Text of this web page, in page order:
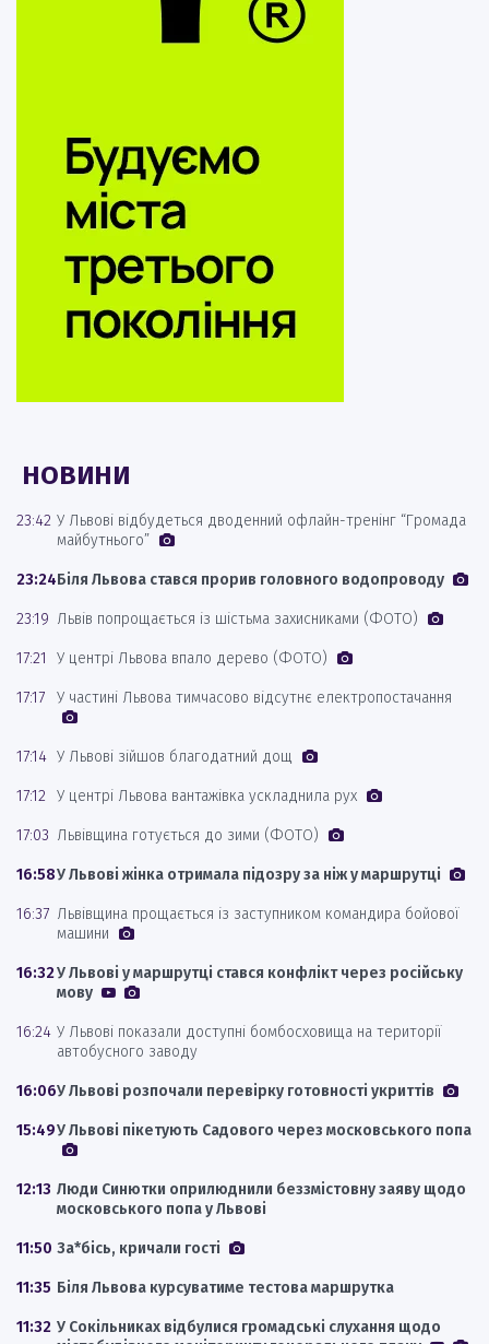
НОВИНИ
23:42 У Львові відбудеться дводенний офлайн-тренінг “Громада
майбутнього”
23:24Біля Львова стався прорив головного водопроводу
23:19 Львів попрощається із шістьма захисниками (ФОТО)
17:21 У центрі Львова впало дерево (ФОТО)
17:17 У частині Львова тимчасово відсутнє електропостачання
17:14 У Львові зійшов благодатний дощ
17:12 У центрі Львова вантажівка ускладнила рух
17:03 Львівщина готується до зими (ФОТО)
16:58У Львові жінка отримала підозру за ніж у маршрутці
16:37 Львівщина прощається із заступником командира бойової
машини
16:32У Львові у маршрутці стався конфлікт через російську
мову
16:24 У Львові показали доступні бомбосховища на території
автобусного заводу
16:06У Львові розпочали перевірку готовності укриттів
15:49У Львові пікетують Садового через московського попа
12:13 Люди Синютки оприлюднили беззмістовну заяву щодо
московського попа у Львові
11:50 За*бісь, кричали гості
11:35 Біля Львова курсуватиме тестова маршрутка
11:32 У Сокільниках відбулися громадські слухання щодо